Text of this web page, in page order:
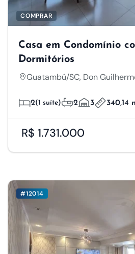
COMPRAR
Casa em Condomínio
Dormitórios
Guatambú/SC, Don
2(1 suíte) 2 3 340,14
R$ 1.731.000
#12014